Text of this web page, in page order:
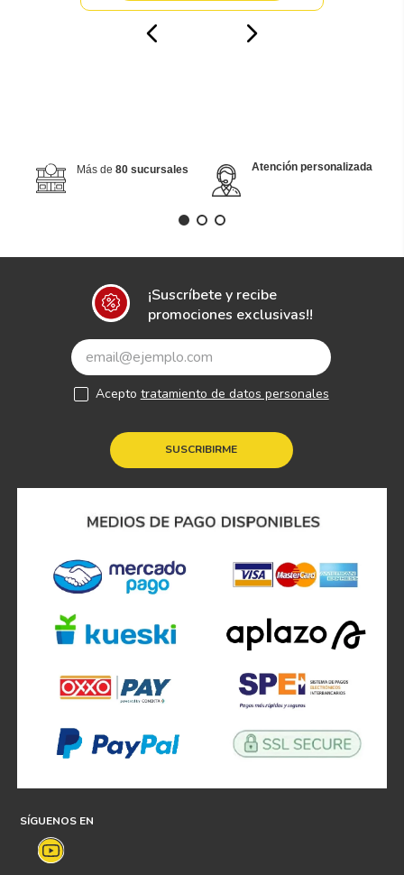
Más de 80 sucursales Atención personalizada
¡Suscríbete y recibe
promociones exclusivas!!
SUSCRIBIRME
Acepto tratamiento de datos personales
SÍGUENOS EN